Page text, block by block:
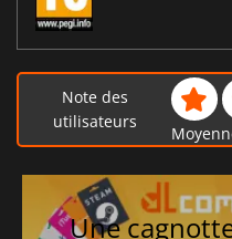
Note des
utilisateurs
Une